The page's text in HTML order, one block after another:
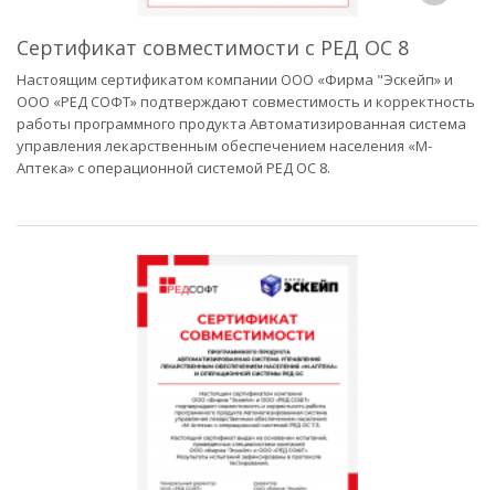
Сертификат совместимости с РЕД ОС 8
Настоящим сертификатом компании ООО «Фирма "Эскейп» и
ООО «РЕД СОФТ» подтверждают совместимость и корректность
работы программного продукта Автоматизированная система
управления лекарственным обеспечением населения «М-
Аптека» с операционной системой РЕД ОС 8.